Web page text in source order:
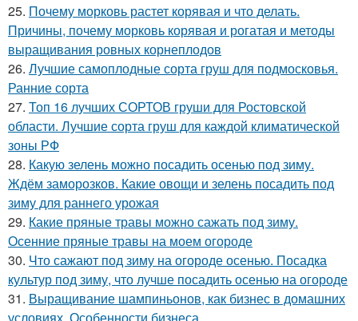
25. Почему морковь растет корявая и что делать.
Причины, почему морковь корявая и рогатая и методы
выращивания ровных корнеплодов
26. Лучшие самоплодные сорта груш для подмосковья.
Ранние сорта
27. Топ 16 лучших СОРТОВ груши для Ростовской
области. Лучшие сорта груш для каждой климатической
зоны РФ
28. Какую зелень можно посадить осенью под зиму.
Ждём заморозков. Какие овощи и зелень посадить под
зиму для раннего урожая
29. Какие пряные травы можно сажать под зиму.
Осенние пряные травы на моем огороде
30. Что сажают под зиму на огороде осенью. Посадка
культур под зиму, что лучше посадить осенью на огороде
31. Выращивание шампиньонов, как бизнес в домашних
условиях. Особенности бизнеса